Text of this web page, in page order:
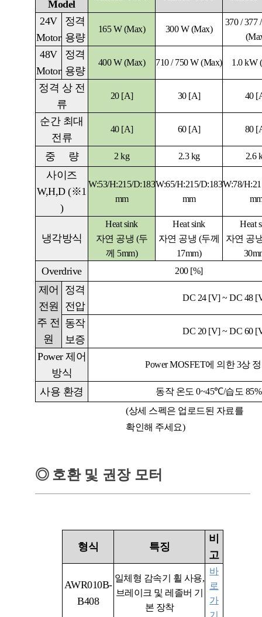
Model
24V
Motor
정격
용량
165 W (Max) 300 W (Max)
370 / 377
48V
Motor
정격
용량
400 W (Max) 710 / 750 W (Max) 1.0 kW
정격 상 전
류
20 [A] 30 [A] 40
순간 최대
전류
40 [A] 60 [A] 80
중 량 2 kg 2.3 kg 2.6
사이즈
W,H,D(※1
)
W:53/H:215/D:183
mm
W:65/H:215/D:183
mm
W:78/
냉각방식
Heat sink
자연 공냉 (두
께 5mm)
Heat sink
자연 공냉 (두께
17mm)
Heat
자연 공
Overdrive 200 [%]
제어
전원
주 전
원
정격
전압
DC 24 [V] ~ DC 48
동작
보증
DC 20 [V]~DC 60
Power 제어
방식
Power MOSFET에 의한3상
사용 환경 동작 온도 0~45℃/습도
(상세 스펙은 업로드된 자료를
확인해 주세요)
◎ 호환 및 권장 모터
형식 특징
비
고
AWR010B-
B408
일체형 감속기 휠 사용,
브레이크 및 레졸버 기
본 장착
바
로
가
기